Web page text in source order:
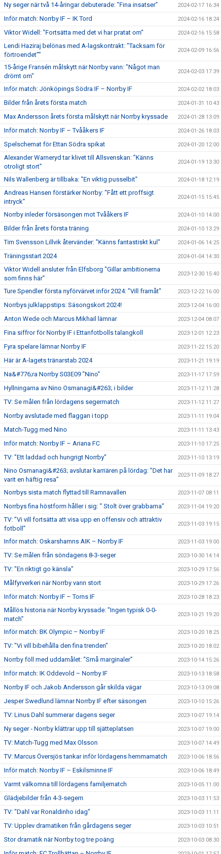
Ny seger när två 14-åringar debuterade: "Fina insatser" 2024-02-17 16:34
Inför match: Norrby IF – IK Tord 2024-02-16 18:24
Viktor Widell: "Fortsätta med det vi har pratat om" 2024-02-16 15:58
Lendi Haziraj belönas med A-lagskontrakt: "Tacksam för
förtroendet""
2024-02-09 16:56
15-årige Fransén målskytt när Norrby vann: "Något man
drömt om"
2024-02-03 17:39
Inför match: Jönköpings Södra IF – Norrby IF 2024-02-02 18:03
Bilder från årets första match 2024-01-31 10:43
Max Andersson årets första målskytt när Norrby kryssade 2024-01-28 13:09
Inför match: Norrby IF – Tvååkers IF 2024-01-26 18:03
Spelschemat för Ettan Södra spikat 2024-01-20 12:00
Alexander Warneryd tar klivet till Allsvenskan: "Känns
otroligt stort"
2024-01-19 13:30
Nils Wallenberg är tillbaka: "En viktig pusselbit" 2024-01-18 12:19
Andreas Hansen förstärker Norrby: "Fått ett proffsigt
intryck"
2024-01-15 15:45
Norrby inleder försäsongen mot Tvååkers IF 2024-01-10 14:00
Bilder från årets första träning 2024-01-10 13:29
Tim Svensson Lillvik återvänder: "Känns fantastiskt kul" 2024-01-06 14:25
Träningsstart 2024 2024-01-04 14:30
Viktor Widell ansluter från Elfsborg "Gillar ambitionerna
som finns här"
2023-12-30 15:40
Ture Spendler första nyförvärvet inför 2024: "Vill framåt" 2023-12-22 16:00
Norrbys julklappstips: Säsongskort 2024! 2023-12-04 16:00
Anton Wede och Marcus Mikhail lämnar 2023-12-04 08:07
Fina siffror för Norrby IF i Ettanfotbolls talangkoll 2023-12-01 12:23
Fyra spelare lämnar Norrby IF 2023-11-22 15:20
Här är A-lagets tränarstab 2024 2023-11-21 19:19
Na&#776;ra Norrby S03E09 "Nino" 2023-11-17 17:59
Hyllningarna av Nino Osmanagi&#263; i bilder 2023-11-12 11:28
TV: Se målen från lördagens segermatch 2023-11-12 11:27
Norrby avslutade med flaggan i topp 2023-11-11 19:04
Match-Tugg med Nino 2023-11-11 13:43
Inför match: Norrby IF – Ariana FC 2023-11-10 17:25
TV: ”Ett laddad och hungrigt Norrby” 2023-11-10 13:19
Nino Osmanagi&#263; avslutar karriären på lördag: "Det har
varit en häftig resa"
2023-11-09 18:27
Norrbys sista match flyttad till Ramnavallen 2023-11-07 08:11
Norrbys fina höstform håller i sig: " Stolt över grabbarna" 2023-11-04 19:20
TV: ”Vi vill fortsätta att visa upp en offensiv och attraktiv
fotboll”
2023-11-03 19:15
Inför match: Oskarshamns AIK – Norrby IF 2023-11-03 19:00
TV: Se målen från söndagens 8-3-seger 2023-10-30 14:14
TV: "En riktigt go känsla" 2023-10-29 17:56
Målfyrverkeri när Norrby vann stort 2023-10-29 17:26
Inför match: Norrby IF – Torns IF 2023-10-28 18:23
Mållös historia när Norrby kryssade: "Ingen typisk 0-0-
match"
2023-10-21 19:20
Inför match: BK Olympic – Norrby IF 2023-10-20 18:25
TV: "Vi vill bibehålla den fina trenden" 2023-10-20 18:02
Norrby föll med uddamålet: "Små marginaler" 2023-10-14 15:26
Inför match: IK Oddevold – Norrby IF 2023-10-13 18:58
Norrby IF och Jakob Andersson går skilda vägar 2023-10-13 09:08
Jesper Swedlund lämnar Norrby IF efter säsongen 2023-10-10 15:26
TV: Linus Dahl summerar dagens seger 2023-10-07 19:14
Ny seger - Norrby klättrar upp till sjätteplatsen 2023-10-07 19:00
TV: Match-Tugg med Max Olsson 2023-10-07 14:49
TV: Marcus Översjös tankar inför lördagens hemmamatch 2023-10-06 18:56
Inför match: Norrby IF – Eskilsminne IF 2023-10-06 18:49
Varmt välkomna till lördagens familjematch 2023-10-05 11:00
Glädjebilder från 4-3-segern 2023-10-03 11:53
TV: "Dahl var Ronaldinho idag" 2023-10-03 11:11
TV: Upplev dramatiken från gårdagens seger 2023-10-03 10:51
Stor dramatik när Norrby tog tre poäng 2023-10-03 08:30